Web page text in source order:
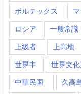
ボルテックス
ロシア 一般常識
上級者 上高地
世界中 世界文
中華民国 久高